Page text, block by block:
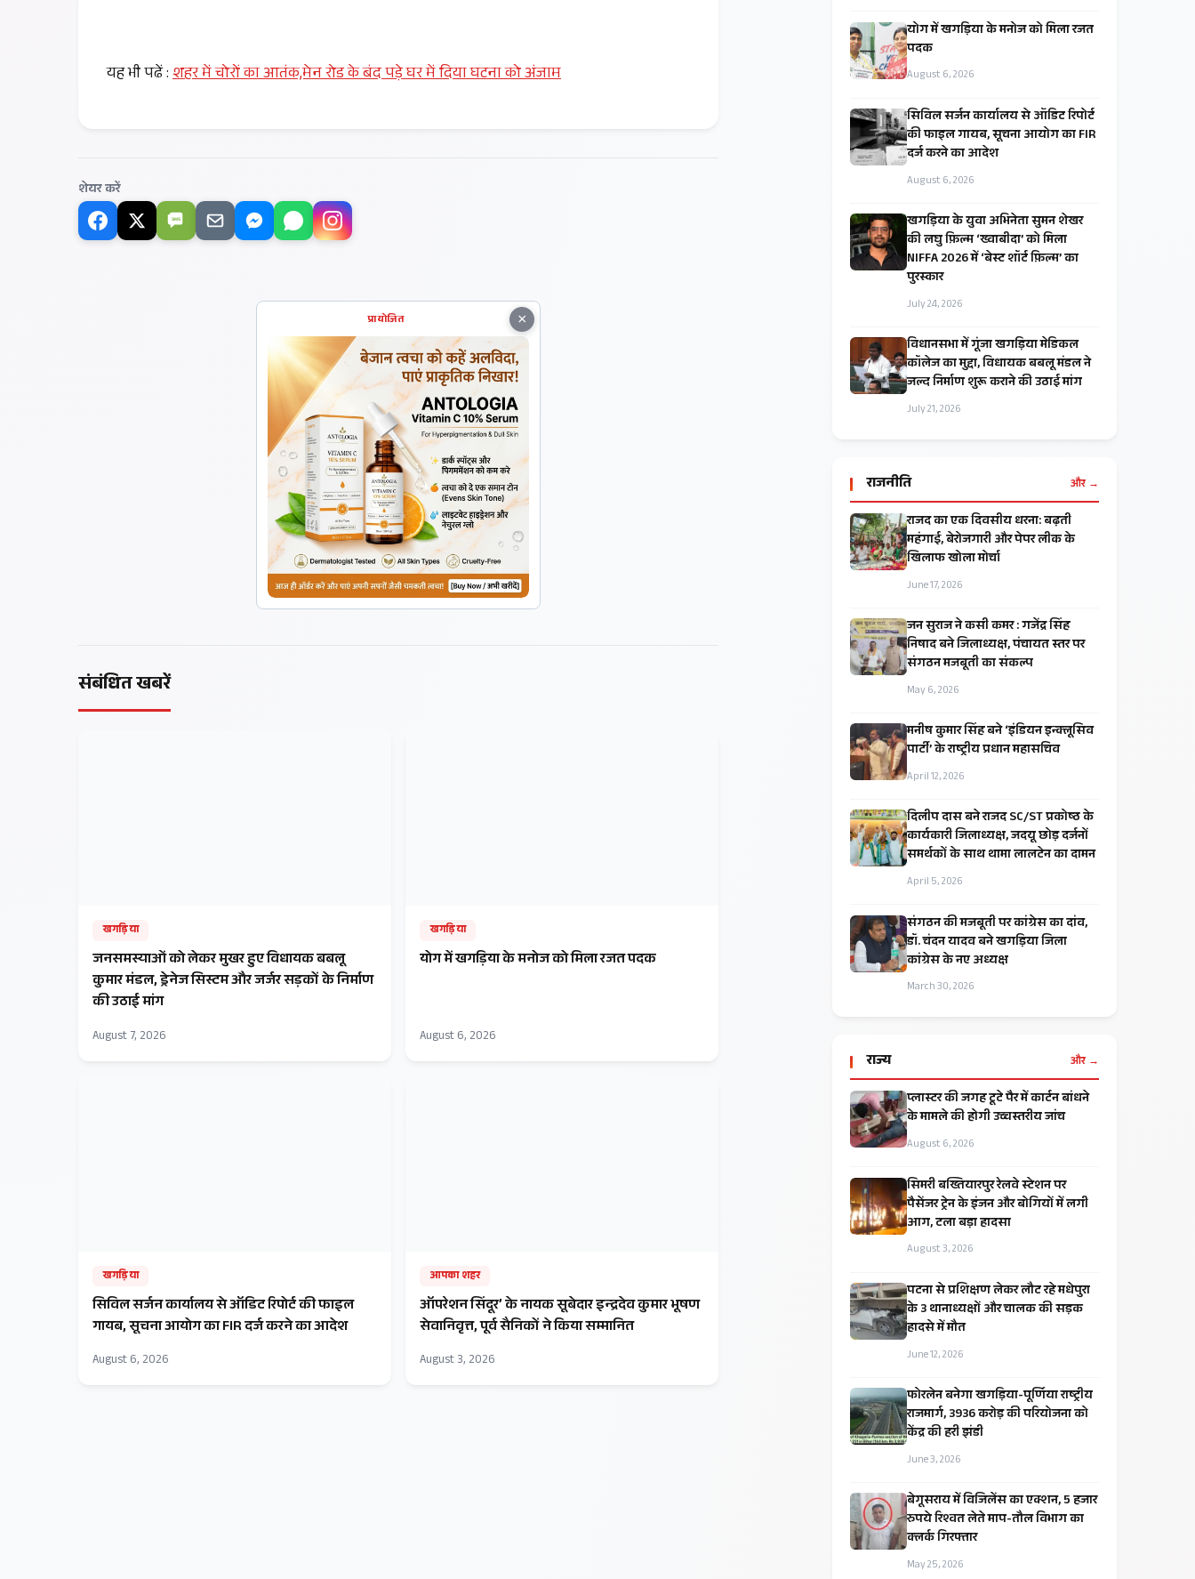
यह भी पढें :शहर में चोरों का आतंक,मेन रोड के बंद पड़े घर में दिया घटना को अंजाम
शेयर करें
SMS
×
प्रायोजित
संबंधित खबरें
खगड़िया
जनसमस्याओं को लेकर मुखर हुए विधायक बबलू
कुमार मंडल, ड्रेनेज सिस्टम और जर्जर सड़कों के निर्माण
की उठाई मांग
August 7, 2026
खगड़िया
​योग में खगड़िया के मनोज को मिला रजत पदक
August 6, 2026
खगड़िया
सिविल सर्जन कार्यालय से ऑडिट रिपोर्ट की फाइल
गायब, सूचना आयोग का FIR दर्ज करने का आदेश
August 6, 2026
आपका शहर
ऑपरेशन सिंदूर’ के नायक सूबेदार इन्द्रदेव कुमार भूषण
सेवानिवृत्त, पूर्व सैनिकों ने किया सम्मानित
August 3, 2026
​योग में खगड़िया के मनोज को मिला रजत
पदक
August 6, 2026
सिविल सर्जन कार्यालय से ऑडिट रिपोर्ट
की फाइल गायब, सूचना आयोग का FIR
दर्ज करने का आदेश
August 6, 2026
खगड़िया के युवा अभिनेता सुमन शेखर
की लघु फ़िल्म ‘ख्वाबीदा’ को मिला
NIFFA 2026 में ‘बेस्ट शॉर्ट फ़िल्म’ का
पुरस्कार
July 24, 2026
विधानसभा में गूंजा खगड़िया मेडिकल
कॉलेज का मुद्दा, विधायक बबलू मंडल ने
जल्द निर्माण शुरू कराने की उठाई मांग
July 21, 2026
राजनीति और →
राजद का एक दिवसीय धरना: बढ़ती
महंगाई, बेरोजगारी और पेपर लीक के
खिलाफ खोला मोर्चा
June 17, 2026
जन सुराज ने कसी कमर : गजेंद्र सिंह
निषाद बने जिलाध्यक्ष, पंचायत स्तर पर
संगठन मजबूती का संकल्प
May 6, 2026
मनीष कुमार सिंह बने ‘इंडियन इन्क्लूसिव
पार्टी’ के राष्ट्रीय प्रधान महासचिव
April 12, 2026
दिलीप दास बने राजद SC/ST प्रकोष्ठ के
कार्यकारी जिलाध्यक्ष, जदयू छोड़ दर्जनों
समर्थकों के साथ थामा लालटेन का दामन
April 5, 2026
संगठन की मजबूती पर कांग्रेस का दांव,
डॉ. चंदन यादव बने खगड़िया जिला
कांग्रेस के नए अध्यक्ष
March 30, 2026
राज्य और →
प्लास्टर की जगह टूटे पैर में कार्टन बांधने
के मामले की होगी उच्चस्तरीय जांच
August 6, 2026
सिमरी बख्तियारपुर रेलवे स्टेशन पर
पैसेंजर ट्रेन के इंजन और बोगियों में लगी
आग, टला बड़ा हादसा
August 3, 2026
पटना से प्रशिक्षण लेकर लौट रहे मधेपुरा
के 3 थानाध्यक्षों और चालक की सड़क
हादसे में मौत
June 12, 2026
​फोरलेन बनेगा खगड़िया-पूर्णिया राष्ट्रीय
राजमार्ग, ₹3936 करोड़ की परियोजना को
केंद्र की हरी झंडी
June 3, 2026
बेगूसराय में विजिलेंस का एक्शन, 5 हजार
रुपये रिश्वत लेते माप-तौल विभाग का
क्लर्क गिरफ्तार
May 25, 2026